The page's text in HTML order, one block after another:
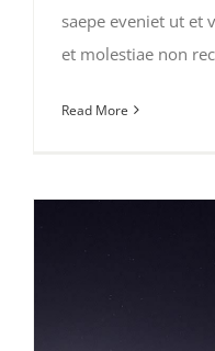
saepe eveniet ut et
et molestiae non
Read More